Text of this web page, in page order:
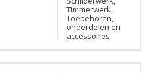
Timmerwerk,
Toebehoren,
onderdelen en
accessoires